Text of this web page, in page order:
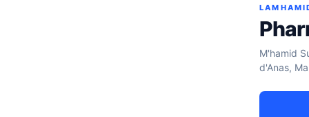
M'hamid
d'Anas,